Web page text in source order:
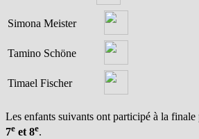
Simona Meister
Tamino Schöne
Timael Fischer
Les enfants suivants ont participé à la finale
7e et 8e.